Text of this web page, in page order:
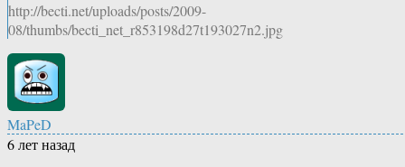
http://becti.net/uploads/posts/2009-
08/thumbs/becti_net_r853198d27t193027n2.jpg
MaPeD
6 лет назад